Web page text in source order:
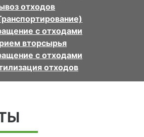
отходов
с отходами
вторсырья
с отходами
отходов